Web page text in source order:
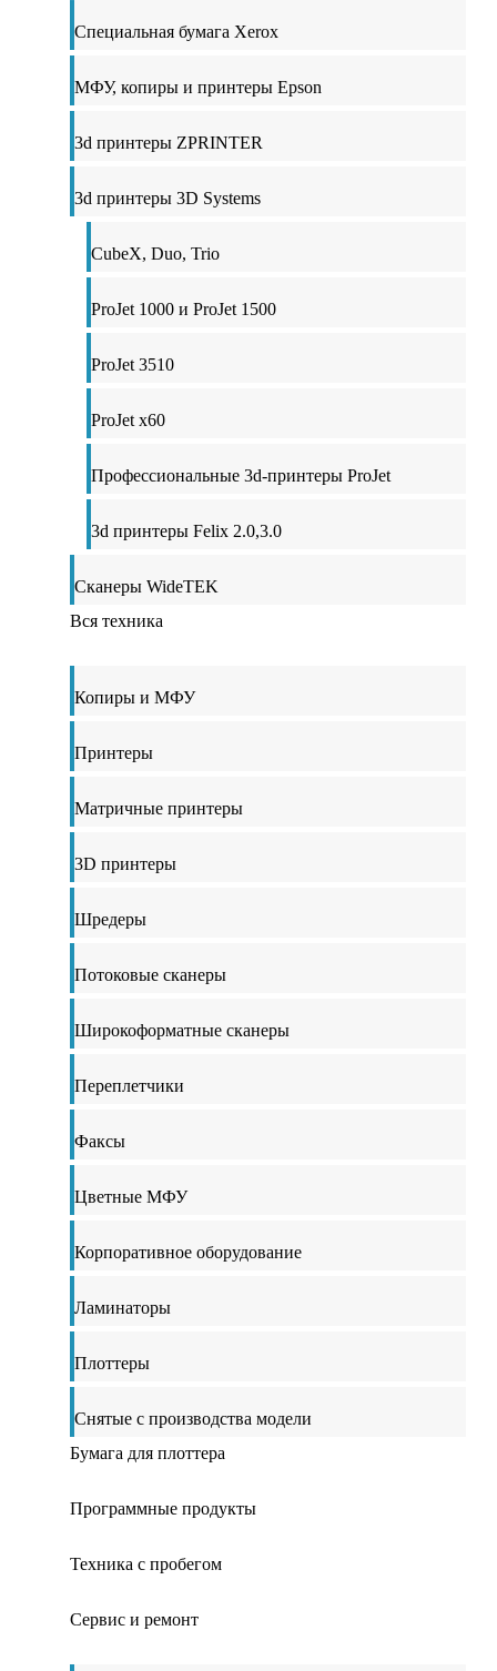
Специальная бумага Xerox
МФУ, копиры и принтеры Epson
3d принтеры ZPRINTER
3d принтеры 3D Systems
CubeX, Duo, Trio
ProJet 1000 и ProJet 1500
ProJet 3510
ProJet x60
Профессиональные 3d-принтеры ProJet
3d принтеры Felix 2.0,3.0
Сканеры WideTEK
Вся техника
Копиры и МФУ
Принтеры
Матричные принтеры
3D принтеры
Шредеры
Потоковые сканеры
Широкоформатные сканеры
Переплетчики
Факсы
Цветные МФУ
Корпоративное оборудование
Ламинаторы
Плоттеры
Снятые с производства модели
Бумага для плоттера
Программные продукты
Техника с пробегом
Сервис и ремонт